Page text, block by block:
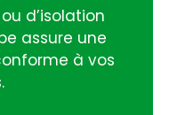
d’isolation
assure une
à vos